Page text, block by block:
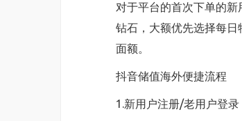
对于平台的首次下单的
钻石，大额优先选择每
面额。
抖音储值海外便捷流程
1.新用户注册/老用户登录